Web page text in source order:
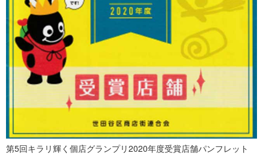
第5回キラリ輝く個店グランプリ2020年度受賞店舗パンフレット